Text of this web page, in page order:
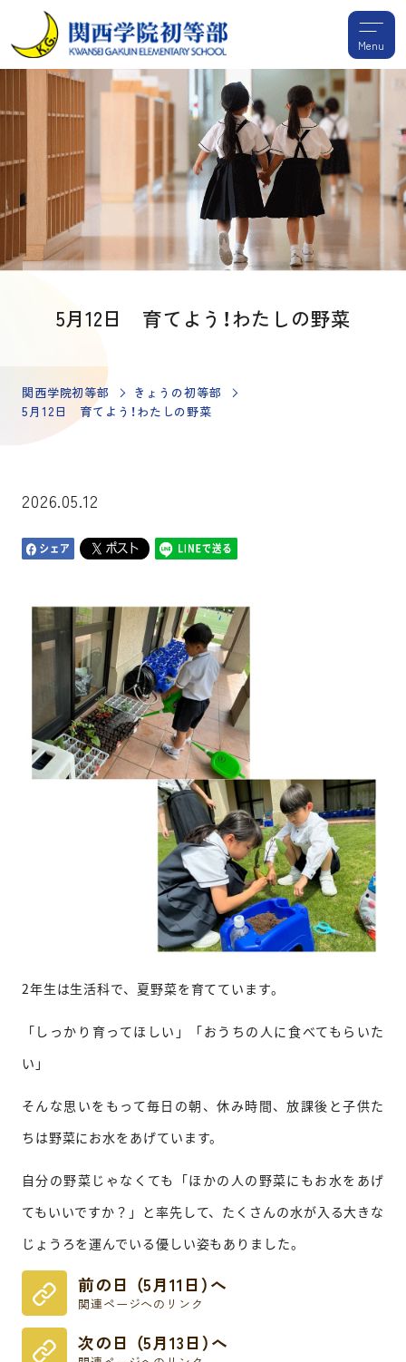
Menu
5月12日 育てよう！わたしの野菜
関西学院初等部
きょうの初等部
5月12日 育てよう！わたしの野菜
2026.05.12
2年生は生活科で、夏野菜を育てています。
「しっかり育ってほしい」「おうちの人に食べてもらいた
い」
そんな思いをもって毎日の朝、休み時間、放課後と子供た
ちは野菜にお水をあげています。
自分の野菜じゃなくても「ほかの人の野菜にもお水をあげ
てもいいですか？」と率先して、たくさんの水が入る大きな
じょうろを運んでいる優しい姿もありました。
前の日 （5月11日）へ
関連ページへのリンク
次の日 （5月13日）へ